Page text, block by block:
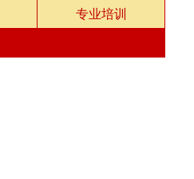
专业培训